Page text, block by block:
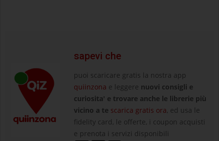
sapevi che
puoi scaricare gratis la nostra app
quiinzona e leggere nuovi consigli e
curiosita' e trovare anche le librerie più
vicino a te scarica gratis ora, ed usa le
fidelity card, le offerte, i coupon acquisti
e prenota i servizi disponibili